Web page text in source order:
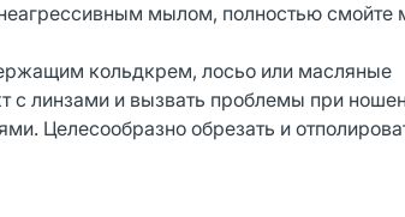
мылом, полностью смойте
кольдкрем, лосьо или масляные
с линзами и вызвать проблемы при
Целесообразно обрезать и